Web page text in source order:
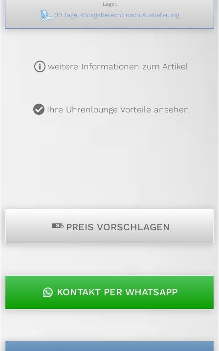
Lager.
30 Tage Rückgaberecht nach Auslieferung
m weitere Informationen zum Artikel
u Ihre Uhrenlounge Vorteile ansehen
p PREIS VORSCHLAGEN
KONTAKT PER WHATSAPP